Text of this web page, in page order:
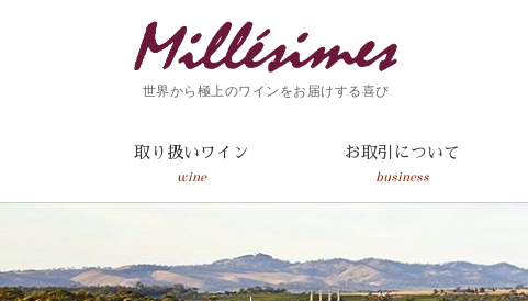
世界から極上のワインをお届けする喜び
取り扱いワイン
wine
お取引について
business